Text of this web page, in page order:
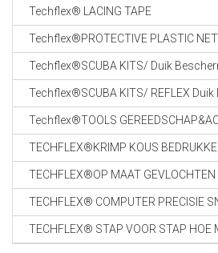
Techflex® LACING TAPE
Techflex®PROTECTIVE PLASTIC
Techflex®SCUBA KITS/ Duik
Techflex®SCUBA KITS/ REFLEX
Techflex®TOOLS
TECHFLEX®KRIMP KOUS
TECHFLEX®OP MAAT GEVLOCHTEN
TECHFLEX® COMPUTER PRECISIE
TECHFLEX® STAP VOOR STAP HOE